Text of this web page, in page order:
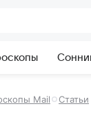
Mail Статьи